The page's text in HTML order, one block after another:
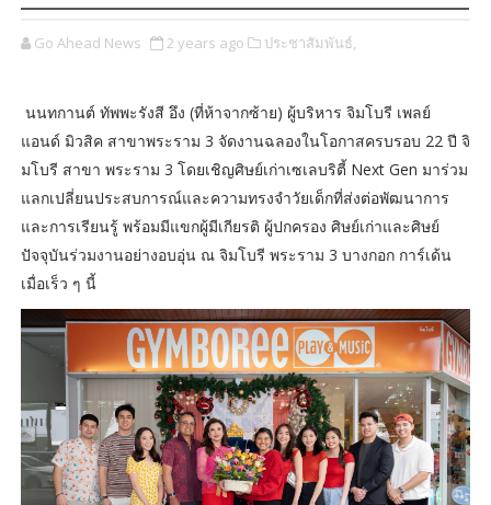
Go Ahead News 2 years ago ประชาสัมพันธ์,
นนทกานต์ ทัพพะรังสี อึง (ที่ห้าจากซ้าย) ผู้บริหาร จิมโบรี เพลย์
แอนด์ มิวสิค สาขาพระราม 3 จัดงานฉลองในโอกาสครบรอบ 22 ปี จิ
มโบรี สาขา พระราม 3 โดยเชิญศิษย์เก่าเซเลบริตี้ Next Gen มาร่วม
แลกเปลี่ยนประสบการณ์และความทรงจำวัยเด็กที่ส่งต่อพัฒนาการ
และการเรียนรู้ พร้อมมีแขกผู้มีเกียรติ ผู้ปกครอง ศิษย์เก่าและศิษย์
ปัจจุบันร่วมงานอย่างอบอุ่น ณ จิมโบรี พระราม 3 บางกอก การ์เด้น
เมื่อเร็ว ๆ นี้